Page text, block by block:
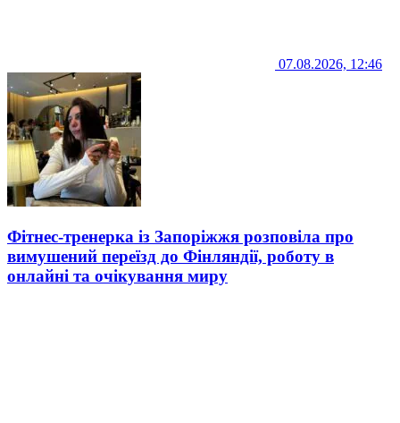
07.08.2026, 12:46
Фітнес-тренерка із Запоріжжя розповіла про
вимушений переїзд до Фінляндії, роботу в
онлайні та очікування миру